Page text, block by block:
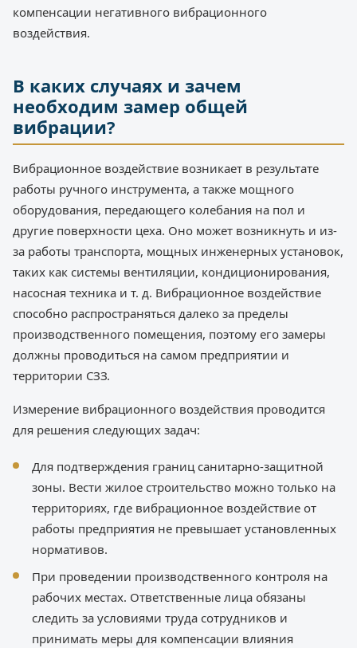
компенсации негативного вибрационного
воздействия.
В каких случаях и зачем
необходим замер общей
вибрации?
Вибрационное воздействие возникает в результате
работы ручного инструмента, а также мощного
оборудования, передающего колебания на пол и
другие поверхности цеха. Оно может возникнуть и из-
за работы транспорта, мощных инженерных установок,
таких как системы вентиляции, кондиционирования,
насосная техника и т. д. Вибрационное воздействие
способно распространяться далеко за пределы
производственного помещения, поэтому его замеры
должны проводиться на самом предприятии и
территории СЗЗ.
Измерение вибрационного воздействия проводится
для решения следующих задач:
Для подтверждения границ санитарно-защитной
зоны. Вести жилое строительство можно только на
территориях, где вибрационное воздействие от
работы предприятия не превышает установленных
нормативов.
При проведении производственного контроля на
рабочих местах. Ответственные лица обязаны
следить за условиями труда сотрудников и
принимать меры для компенсации влияния